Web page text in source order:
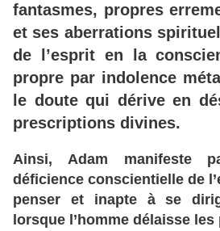
fantasmes, propres
et ses aberrations
de l’esprit en la
propre par indolence
le doute qui dérive en
prescriptions divines.
Ainsi, Adam manifeste
déficience conscientielle de
penser et inapte à se
lorsque l’homme délaisse